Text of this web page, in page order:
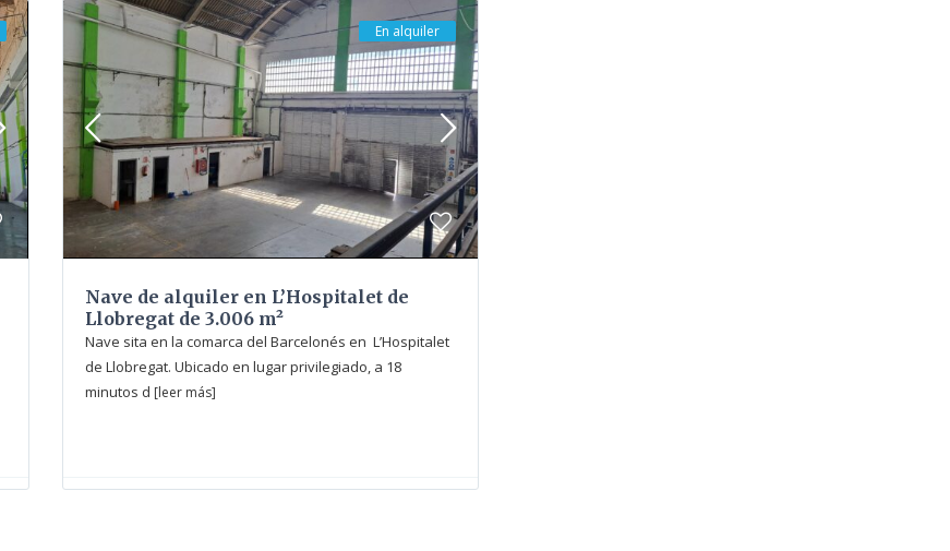
En alquiler
Nave de alquiler en L’Hospitalet de
Llobregat de 3.006 m²
Nave sita en la comarca del Barcelonés en L’Hospitalet
de Llobregat. Ubicado en lugar privilegiado, a 18
minutos d [leer más]